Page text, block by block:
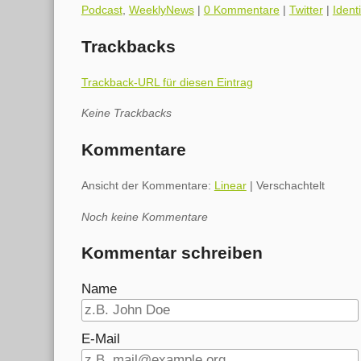
Kategorien:
Podcast, WeeklyNews| 0 Kommentare| Twitter|
Trackbacks
Trackback-URL für diesen Eintrag
Keine Trackbacks
Kommentare
Ansicht der Kommentare: Linear| Verschachtelt
Noch keine Kommentare
Kommentar schreiben
Name
E-Mail